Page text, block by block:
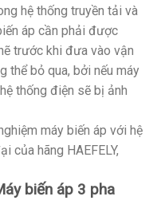
hệ thống truyền tải và
áp cần phải được
trước khi đưa vào vận
thể bỏ qua, bởi nếu máy
thống điện sẽ bị ảnh
máy biến áp với hệ
của hãng HAEFELY,
biến áp 3 pha